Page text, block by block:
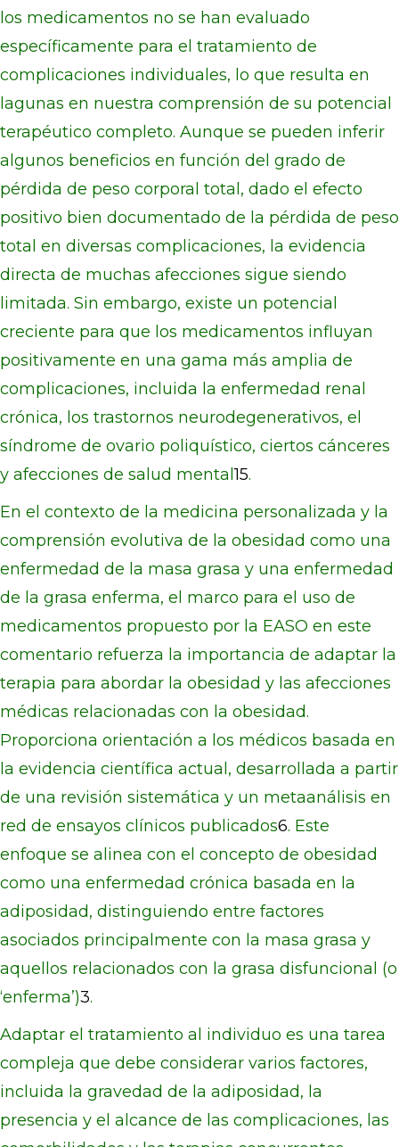
los medicamentos no se han evaluado
específicamente para el tratamiento de
complicaciones individuales, lo que resulta en
lagunas en nuestra comprensión de su potencial
terapéutico completo. Aunque se pueden inferir
algunos beneficios en función del grado de
pérdida de peso corporal total, dado el efecto
positivo bien documentado de la pérdida de peso
total en diversas complicaciones, la evidencia
directa de muchas afecciones sigue siendo
limitada. Sin embargo, existe un potencial
creciente para que los medicamentos influyan
positivamente en una gama más amplia de
complicaciones, incluida la enfermedad renal
crónica, los trastornos neurodegenerativos, el
síndrome de ovario poliquístico, ciertos cánceres
y afecciones de salud mental15.
En el contexto de la medicina personalizada y la
comprensión evolutiva de la obesidad como una
enfermedad de la masa grasa y una enfermedad
de la grasa enferma, el marco para el uso de
medicamentos propuesto por la EASO en este
comentario refuerza la importancia de adaptar la
terapia para abordar la obesidad y las afecciones
médicas relacionadas con la obesidad.
Proporciona orientación a los médicos basada en
la evidencia científica actual, desarrollada a partir
de una revisión sistemática y un metaanálisis en
red de ensayos clínicos publicados6. Este
enfoque se alinea con el concepto de obesidad
como una enfermedad crónica basada en la
adiposidad, distinguiendo entre factores
asociados principalmente con la masa grasa y
aquellos relacionados con la grasa disfuncional (o
‘enferma’)3.
Adaptar el tratamiento al individuo es una tarea
compleja que debe considerar varios factores,
incluida la gravedad de la adiposidad, la
presencia y el alcance de las complicaciones, las